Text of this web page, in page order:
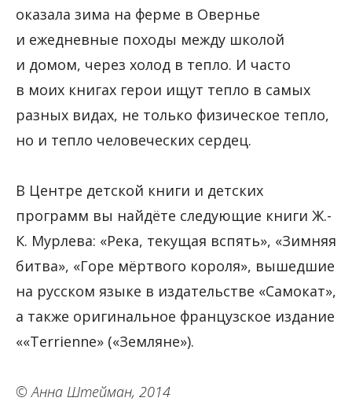
оказала зима на ферме в Овернье
и ежедневные походы между школой
и домом, через холод в тепло. И часто
в моих книгах герои ищут тепло в самых
разных видах, не только физическое тепло,
но и тепло человеческих сердец.
В Центре детской книги и детских
программ вы найдёте следующие книги Ж.-
К. Мурлева: «Река, текущая вспять», «Зимняя
битва», «Горе мёртвого короля», вышедшие
на русском языке в издательстве «Самокат»,
а также оригинальное французское издание
««Terrienne» («Земляне»).
© Анна Штейман, 2014